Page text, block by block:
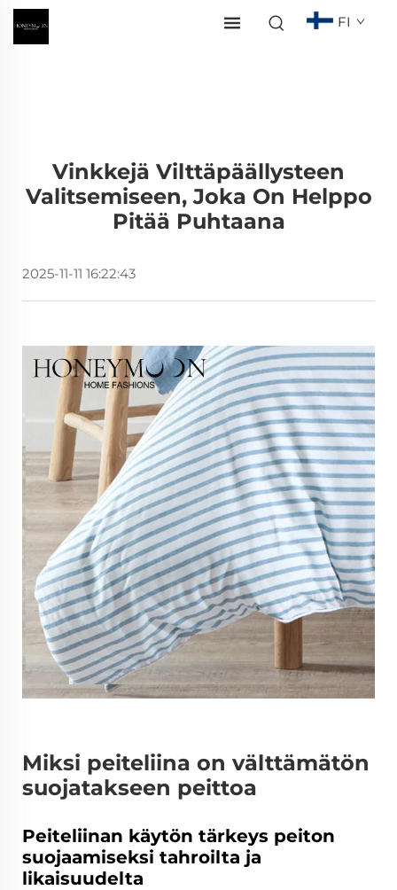
FI
Vinkkejä Vilttäpäällysteen
Valitsemiseen, Joka On Helppo
Pitää Puhtaana
2025-11-11 16:22:43
Miksi peiteliina on välttämätön
suojatakseen peittoa
Peiteliinan käytön tärkeys peiton
suojaamiseksi tahroilta ja
likaisuudelta